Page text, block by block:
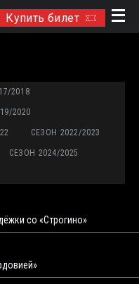
Купить билет
2018
2020
СЕЗОН 2022/2023
СЕЗОН 2024/2025
со «Строгино»